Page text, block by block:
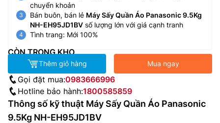
chuyển khoản
Bán buôn, bán lẻ Máy Sấy Quần Áo Panasonic 9.5Kg
NH-EH95JD1BV số lượng lớn với giá cạnh tranh
Tình trang: Mới 100%
CÒN TRONG KHO
Thêm giỏ hàng Mua ngay
Gọi đặt mua:0983666996
Hotline bảo hành:1800585859
Thông số kỹ thuật Máy Sấy Quần Áo Panasonic
9.5Kg NH-EH95JD1BV